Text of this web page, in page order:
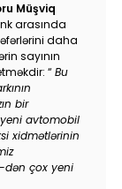
Müşviq
arasında
daha
sayının
“ Bu
bir
avtomobil
xidmətlərinin
dən çox yeni